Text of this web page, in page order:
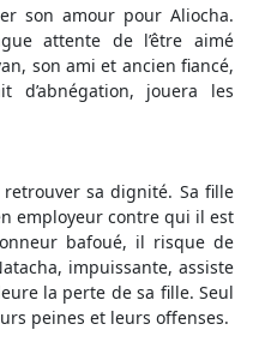
son amour pour Aliocha.
attente de l’être aimé
son ami et ancien fiancé,
jouera les
sa dignité. Sa fille
employeur contre qui il est
bafoué, il risque de
impuissante, assiste
la perte de sa fille. Seul
peines et leurs offenses.